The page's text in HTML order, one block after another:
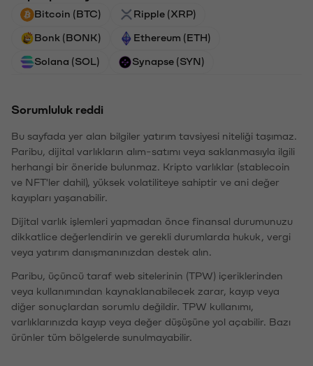
Bitcoin (BTC) Ripple (XRP)
Bonk (BONK) Ethereum (ETH)
Solana (SOL) Synapse (SYN)
Sorumluluk reddi
Bu sayfada yer alan bilgiler yatırım tavsiyesi niteliği taşımaz.
Paribu, dijital varlıkların alım-satımı veya saklanmasıyla ilgili
herhangi bir öneride bulunmaz. Kripto varlıklar (stablecoin
ve NFT'ler dahil), yüksek volatiliteye sahiptir ve ani değer
kayıpları yaşanabilir.
Dijital varlık işlemleri yapmadan önce finansal durumunuzu
dikkatlice değerlendirin ve gerekli durumlarda hukuk, vergi
veya yatırım danışmanınızdan destek alın.
Paribu, üçüncü taraf web sitelerinin (TPW) içeriklerinden
veya kullanımından kaynaklanabilecek zarar, kayıp veya
diğer sonuçlardan sorumlu değildir. TPW kullanımı,
varlıklarınızda kayıp veya değer düşüşüne yol açabilir. Bazı
ürünler tüm bölgelerde sunulmayabilir.